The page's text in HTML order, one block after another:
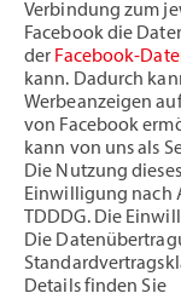
Verbindung zum
Facebook die
der Facebook-
kann. Dadurch
Werbeanzeigen
von Facebook
kann von uns als
Die Nutzung
Einwilligung nach
TDDDG. Die
Die
Details finden Sie